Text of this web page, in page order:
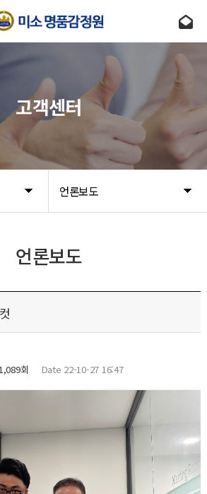
언론보도
고객센터
언론보도
회 Date 22-10-27 16:47